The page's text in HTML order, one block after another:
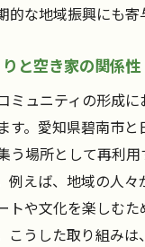
的な地域振興にも寄
と空き家の関係性
ミュニティの形成に
す。愛知県碧南市と
う場所として再利
例えば、地域の人々
トや文化を楽しむた
こうした取り組みは